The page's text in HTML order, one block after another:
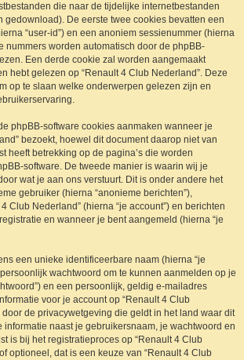
die naar de tijdelijke internetbestanden
gedownload). De eerste twee cookies bevatten een
“user-id”) en een anoniem sessienummer (hierna
nummers worden automatisch door de phpBB-
Een derde cookie zal worden aangemaakt
hebt gelezen op “Renault 4 Club Nederland”. Deze
op te slaan welke onderwerpen gelezen zijn en
phpBB-software cookies aanmaken wanneer je
bezoekt, hoewel dit document daarop niet van
heeft betrekking op de pagina’s die worden
software. De tweede manier is waarin wij je
wat je aan ons verstuurt. Dit is onder andere het
gebruiker (hierna “anonieme berichten”),
Club Nederland” (hierna “je account”) en berichten
en wanneer je bent aangemeld (hierna “je
een unieke identificeerbare naam (hierna “je
wachtwoord om te kunnen aanmelden op je
en een persoonlijk, geldig e-mailadres
voor je account op “Renault 4 Club
door de privacywetgeving die geldt in het land waar dit
informatie naast je gebruikersnaam, je wachtwoord en
is bij het registratieproces op “Renault 4 Club
optioneel, dat is een keuze van “Renault 4 Club